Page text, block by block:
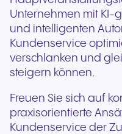
Unternehmen mit KI-
und intelligenten
Kundenservice
verschlanken und
steigern können.
Freuen Sie sich auf
praxisorientierte
Kundenservice der